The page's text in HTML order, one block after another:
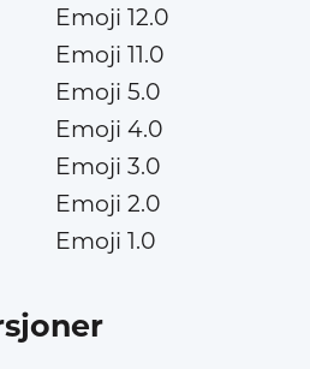
Emoji 12.0
Emoji 11.0
Emoji 5.0
Emoji 4.0
Emoji 3.0
Emoji 2.0
Emoji 1.0